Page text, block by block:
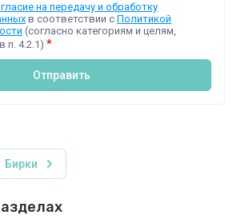
на передачу и обработку
в соответствии с Политикой
(согласно категориям и целям,
п. 4.2.1) *
Отправить
Бирки